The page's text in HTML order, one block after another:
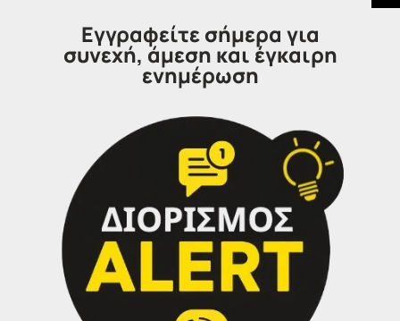
Θα χαρούμε να σας εξυπηρετήσουμε:
Τηλέφωνα επικοινωνίας
Σέρρες: 23213 02583
210 3000319
Θεσσαλονίκη:
2314 314202
Ιωάννινα:
26516 08616
Εγγραφείτε σήμερα για
συνεχή, άμεση και έγκαιρη
ενημέρωση